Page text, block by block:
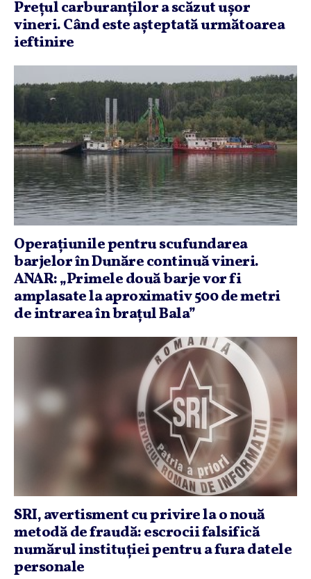
Preţul carburanţilor a scăzut uşor
vineri. Când este aşteptată următoarea
ieftinire
Operaţiunile pentru scufundarea
barjelor în Dunăre continuă vineri.
ANAR: „Primele două barje vor fi
amplasate la aproximativ 500 de metri
de intrarea în braţul Bala”
SRI, avertisment cu privire la o nouă
metodă de fraudă: escrocii falsifică
numărul instituţiei pentru a fura datele
personale